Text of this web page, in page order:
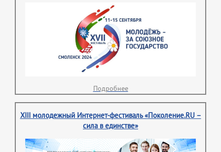
Подробнее
XIII молодежный Интернет-фестиваль «Поколение.RU –
сила в единстве»